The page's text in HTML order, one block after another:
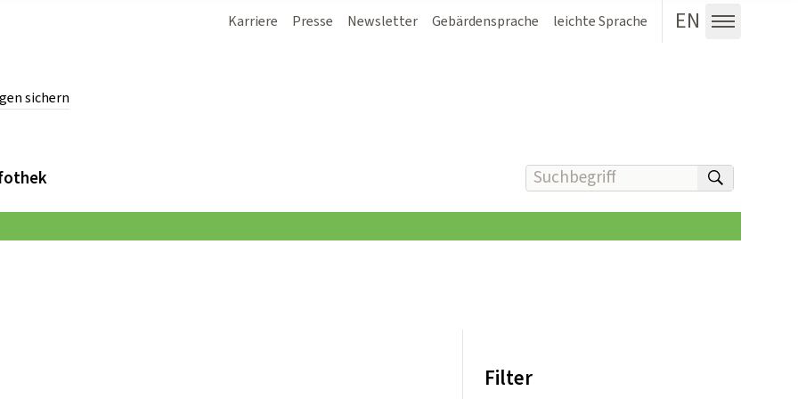
sichern
Karriere Presse Newsletter Gebärdensprache leichte Sprache EN
Menü
Suchbegriff(e) eingeben
Filter